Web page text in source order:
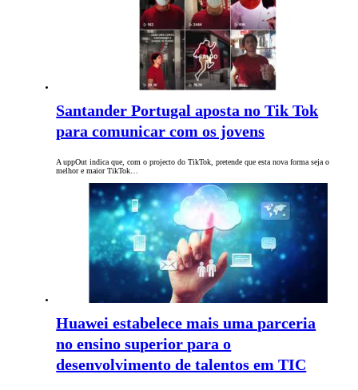
Santander Portugal aposta no Tik Tok
para comunicar com os jovens
A uppOut indica que, com o projecto do TikTok, pretende que esta nova forma seja o
melhor e maior TikTok…
Huawei estabelece mais uma parceria
no ensino superior para o
desenvolvimento de talentos em TIC